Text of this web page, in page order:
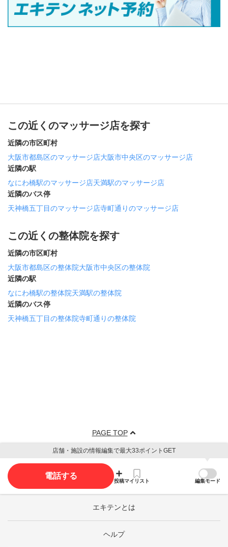
この近くのマッサージ店を探す
近隣の市区町村
大阪市都島区のマッサージ店大阪市中央区のマッサージ店
近隣の駅
なにわ橋駅のマッサージ店天満駅のマッサージ店
近隣のバス停
天神橋五丁目のマッサージ店寺町通りのマッサージ店
この近くの整体院を探す
近隣の市区町村
大阪市都島区の整体院大阪市中央区の整体院
近隣の駅
なにわ橋駅の整体院天満駅の整体院
近隣のバス停
天神橋五丁目の整体院寺町通りの整体院
PAGE TOP
店舗・施設の情報編集で最大33ポイントGET
電話する
投稿マイリスト 編集モード
エキテンとは
ヘルプ